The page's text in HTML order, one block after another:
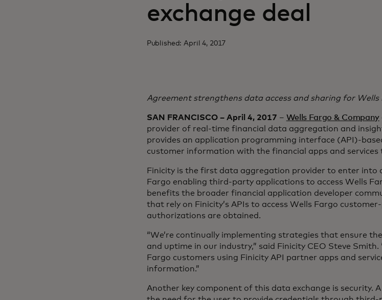
exchange deal
Published: April 4, 2017
Agreement strengthens data access and sharing for
SAN FRANCISCO – April 4, 2017 – Wells Fargo & Company
provider of real-time financial data aggregation and
provides an application programming interface (API)-
customer information with the financial apps and services
Finicity is the first data aggregation provider to enter into
Fargo enabling third-party applications to access Wells
benefits the broader financial application developer
that rely on Finicity’s APIs to access Wells Fargo
authorizations are obtained.
“We’re continually implementing strategies that ensure
and uptime in our industry,” said Finicity CEO Steve
Fargo customers using Finicity API partner apps and
information.”
Another key component of this data exchange is security.